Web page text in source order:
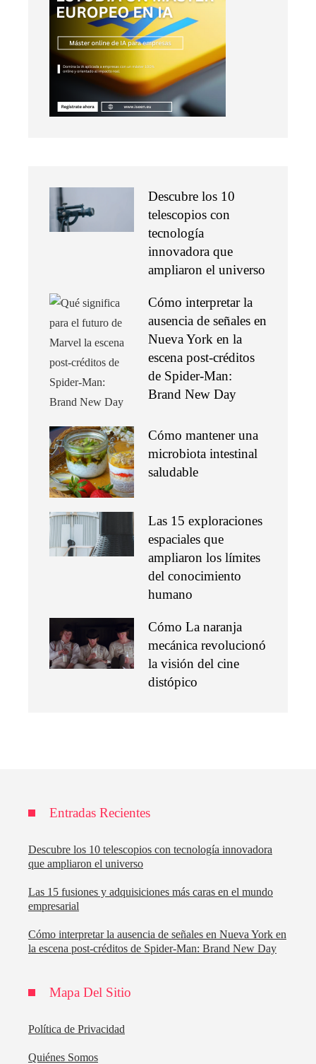
Descubre los 10
telescopios con
tecnología
innovadora que
ampliaron el universo
Cómo interpretar la
ausencia de señales en
Nueva York en la
escena post-créditos
de Spider-Man:
Brand New Day
Cómo mantener una
microbiota intestinal
saludable
Las 15 exploraciones
espaciales que
ampliaron los límites
del conocimiento
humano
Cómo La naranja
mecánica revolucionó
la visión del cine
distópico
Entradas Recientes
Descubre los 10 telescopios con tecnología innovadora
que ampliaron el universo
Las 15 fusiones y adquisiciones más caras en el mundo
empresarial
Cómo interpretar la ausencia de señales en Nueva York en
la escena post-créditos de Spider-Man: Brand New Day
Mapa Del Sitio
Política de Privacidad
Quiénes Somos